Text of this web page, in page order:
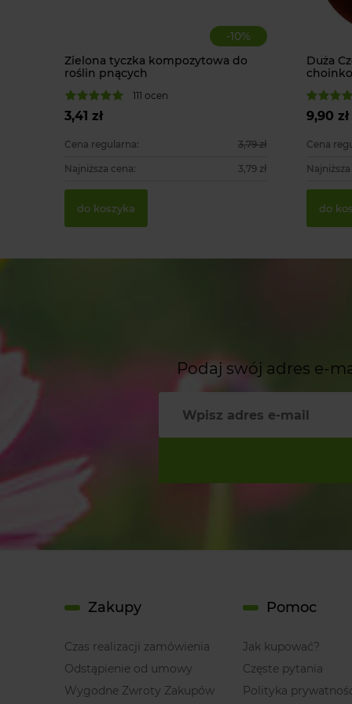
-10%
Zielona tyczka kompozytowa do
roślin pnących
111 ocen
3,41 zł
Cena regularna: 3,79 zł
Najniższa cena: 3,79 zł
do koszyka
Duża
9,90 zł
Cena
do
Podaj swój adres e-
Zakupy
Czas realizacji zamówienia
Odstąpienie od umowy
Wygodne Zwroty Zakupów
Pomoc
Jak kupować?
Częste pytania
Polityka